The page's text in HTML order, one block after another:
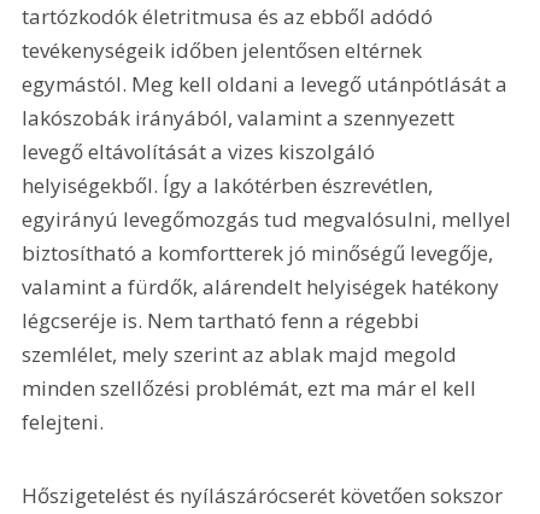
tartózkodók életritmusa és az ebből adódó
tevékenységeik időben jelentősen eltérnek
egymástól. Meg kell oldani a levegő utánpótlását a
lakószobák irányából, valamint a szennyezett
levegő eltávolítását a vizes kiszolgáló
helyiségekből. Így a lakótérben észrevétlen,
egyirányú levegőmozgás tud megvalósulni, mellyel
biztosítható a komfortterek jó minőségű levegője,
valamint a fürdők, alárendelt helyiségek hatékony
légcseréje is. Nem tartható fenn a régebbi
szemlélet, mely szerint az ablak majd megold
minden szellőzési problémát, ezt ma már el kell
felejteni.
Hőszigetelést és nyílászárócserét követően sokszor